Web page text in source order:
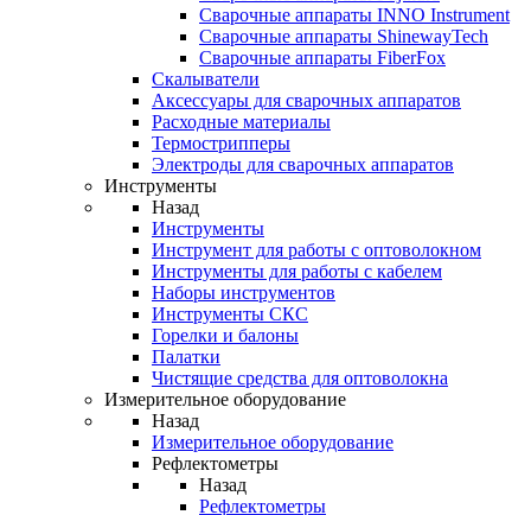
Сварочные аппараты INNO Instrument
Сварочные аппараты ShinewayTech
Cварочные аппараты FiberFox
Скалыватели
Аксессуары для сварочных аппаратов
Расходные материалы
Термострипперы
Электроды для сварочных аппаратов
Инструменты
Назад
Инструменты
Инструмент для работы с оптоволокном
Инструменты для работы с кабелем
Наборы инструментов
Инструменты СКС
Горелки и балоны
Палатки
Чистящие средства для оптоволокна
Измерительное оборудование
Назад
Измерительное оборудование
Рефлектометры
Назад
Рефлектометры